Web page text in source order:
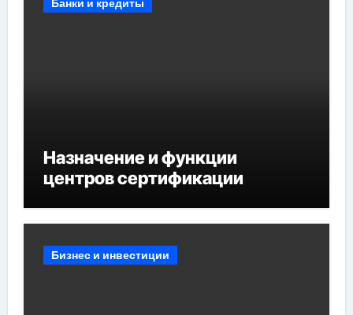
Банки и кредиты
Назначение и функции
центров сертификации
Бизнес и инвестиции